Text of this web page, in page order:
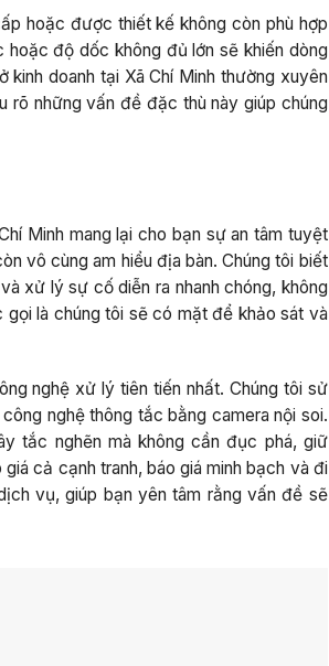
hoặc được thiết kế không còn phù hợp
độ dốc không đủ lớn sẽ khiến dòng
doanh tại Xã Chí Minh thường xuyên
rõ những vấn đề đặc thù này giúp chúng
Minh mang lại cho bạn sự an tâm tuyệt
vô cùng am hiểu địa bàn. Chúng tôi biết
xử lý sự cố diễn ra nhanh chóng, không
gọi là chúng tôi sẽ có mặt để khảo sát và
nghệ xử lý tiên tiến nhất. Chúng tôi sử
nghệ thông tắc bằng camera nội soi.
tắc nghẽn mà không cần đục phá, giữ
cả cạnh tranh, báo giá minh bạch và đi
vụ, giúp bạn yên tâm rằng vấn đề sẽ